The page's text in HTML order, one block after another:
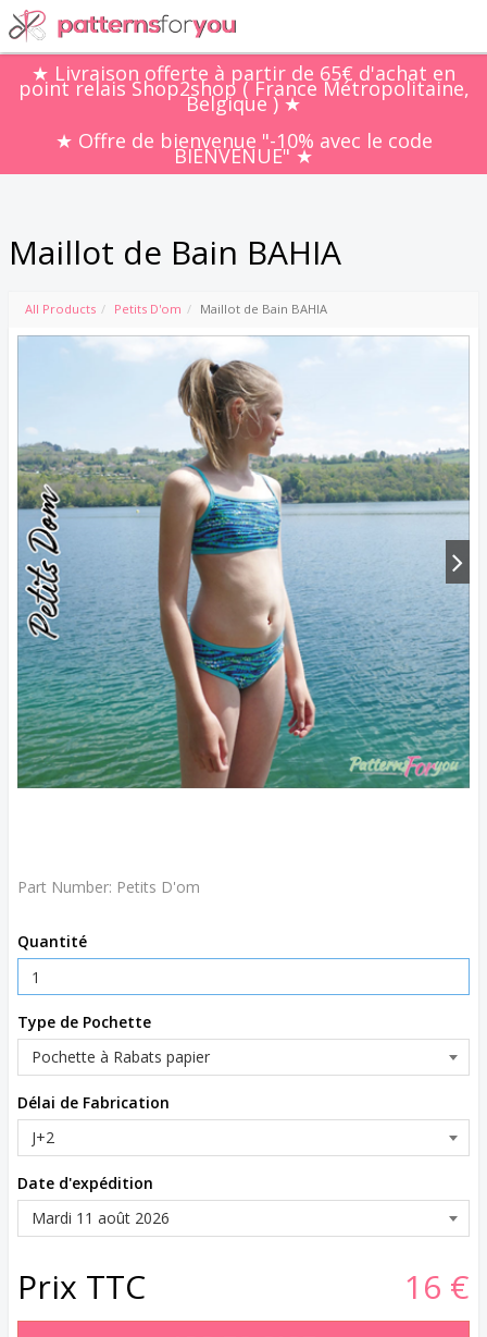
★ Livraison offerte à partir de 65€ d'achat en
point relais Shop2shop ( France Métropolitaine,
Belgique ) ★
★ Offre de bienvenue "-10% avec le code
BIENVENUE" ★
Maillot de Bain BAHIA
All Products Petits D'om Maillot de Bain BAHIA
Part Number: Petits D'om
Quantité
Type de Pochette
Délai de Fabrication
Date d'expédition
Prix TTC 16 €